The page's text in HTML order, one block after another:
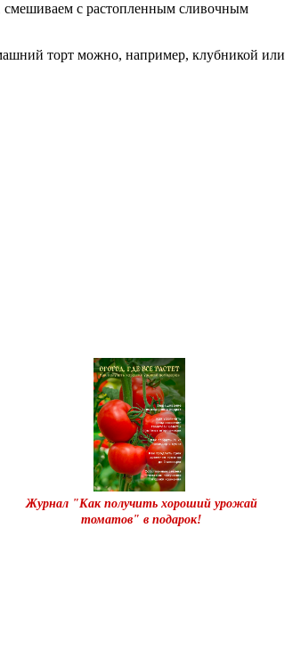
смешиваем с растопленным сливочным
торт можно, например, клубникой или
Журнал "Как получить хороший урожай
томатов" в подарок!